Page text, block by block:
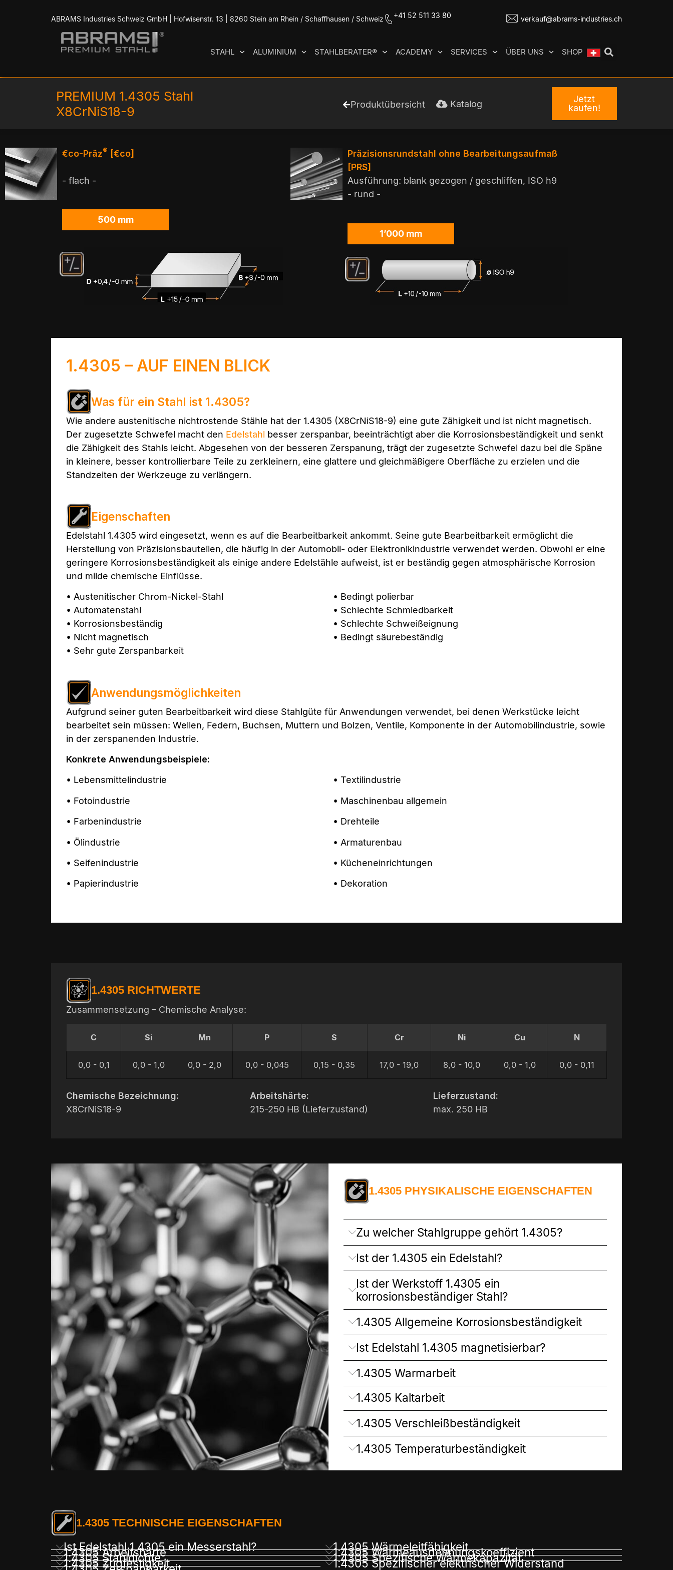
ABRAMS Industries Schweiz GmbH | Hofwisenstr. 13 | 8260 Stein am Rhein / Schaffhausen / Schweiz +41 52 511 33 80 verkauf@abrams-industries.ch
STAHL ALUMINIUM STAHLBERATER® ACADEMY SERVICES ÜBER UNS SHOP
PREMIUM 1.4305 Stahl
X8CrNiS18-9
Produktübersicht Katalog
Jetzt
kaufen!
€co-Präz® [€co]
- flach -
500 mm
Präzisionsrundstahl ohne Bearbeitungsaufmaß
[PRS]
Ausführung: blank gezogen / geschliffen, ISO h9
- rund -
1’000 mm
1.4305 – AUF EINEN BLICK
Was für ein Stahl ist 1.4305?
Wie andere austenitische nichtrostende Stähle hat der 1.4305 (X8CrNiS18-9) eine gute Zähigkeit und ist nicht magnetisch.
Der zugesetzte Schwefel macht den Edelstahl besser zerspanbar, beeinträchtigt aber die Korrosionsbeständigkeit und senkt
die Zähigkeit des Stahls leicht. Abgesehen von der besseren Zerspanung, trägt der zugesetzte Schwefel dazu bei die Späne
in kleinere, besser kontrollierbare Teile zu zerkleinern, eine glattere und gleichmäßigere Oberfläche zu erzielen und die
Standzeiten der Werkzeuge zu verlängern.
Eigenschaften
Edelstahl 1.4305 wird eingesetzt, wenn es auf die Bearbeitbarkeit ankommt. Seine gute Bearbeitbarkeit ermöglicht die
Herstellung von Präzisionsbauteilen, die häufig in der Automobil- oder Elektronikindustrie verwendet werden. Obwohl er eine
geringere Korrosionsbeständigkeit als einige andere Edelstähle aufweist, ist er beständig gegen atmosphärische Korrosion
und milde chemische Einflüsse.
• Austenitischer Chrom-Nickel-Stahl
• Automatenstahl
• Korrosionsbeständig
• Nicht magnetisch
• Sehr gute Zerspanbarkeit
• Bedingt polierbar
• Schlechte Schmiedbarkeit
• Schlechte Schweißeignung
• Bedingt säurebeständig
Anwendungsmöglichkeiten
Aufgrund seiner guten Bearbeitbarkeit wird diese Stahlgüte für Anwendungen verwendet, bei denen Werkstücke leicht
bearbeitet sein müssen: Wellen, Federn, Buchsen, Muttern und Bolzen, Ventile, Komponente in der Automobilindustrie, sowie
in der zerspanenden Industrie.
Konkrete Anwendungsbeispiele:
• Lebensmittelindustrie
• Fotoindustrie
• Farbenindustrie
• Ölindustrie
• Seifenindustrie
• Papierindustrie
• Textilindustrie
• Maschinenbau allgemein
• Drehteile
• Armaturenbau
• Kücheneinrichtungen
• Dekoration
1.4305 RICHTWERTE
Zusammensetzung – Chemische Analyse:
C Si Mn P S Cr Ni Cu N
0,0 - 0,1 0,0 - 1,0 0,0 - 2,0 0,0 - 0,045 0,15 - 0,35 17,0 - 19,0 8,0 - 10,0 0,0 - 1,0 0,0 - 0,11
Chemische Bezeichnung:
X8CrNiS18-9
Arbeitshärte:
215-250 HB (Lieferzustand)
Lieferzustand:
max. 250 HB
1.4305 PHYSIKALISCHE EIGENSCHAFTEN
Zu welcher Stahlgruppe gehört 1.4305?
Ist der 1.4305 ein Edelstahl?
Ist der Werkstoff 1.4305 ein
korrosionsbeständiger Stahl?
1.4305 Allgemeine Korrosionsbeständigkeit
Ist Edelstahl 1.4305 magnetisierbar?
1.4305 Warmarbeit
1.4305 Kaltarbeit
1.4305 Verschleißbeständigkeit
1.4305 Temperaturbeständigkeit
1.4305 TECHNISCHE EIGENSCHAFTEN
Ist Edelstahl 1.4305 ein Messerstahl?
1.4305 Arbeitshärte
1.4305 Stahldichte
1.4305 Zugfestigkeit
1.4305 Wärmeleitfähigkeit
1.4305 Wärmeausdehnungskoeffizient
1.4305 Spezifische Wärmekapazität
1.4305 Spezifischer elektrischer Widerstand